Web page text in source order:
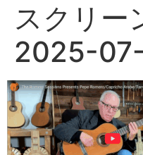
スクリー
2025-07-